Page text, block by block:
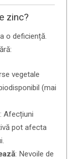
zinc?
o deficiență.
vegetale
(mai
: Afecțiuni
pot afecta
: Nevoile de